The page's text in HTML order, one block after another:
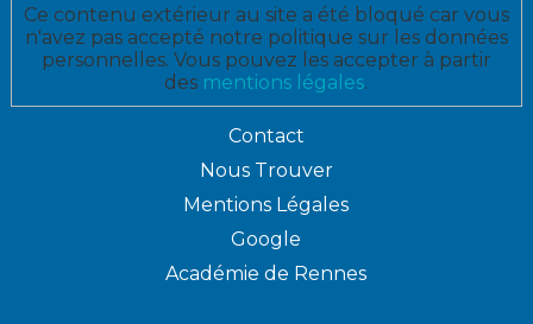
Ce contenu extérieur au site a été bloqué car vous
n'avez pas accepté notre politique sur les données
personnelles. Vous pouvez les accepter à partir
des mentions légales.
Contact
Nous Trouver
Mentions Légales
Google
Académie de Rennes